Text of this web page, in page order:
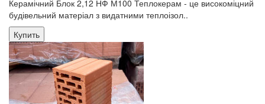
Керамічний Блок 2,12 НФ М100 Теплокерам - це високоміцний
будівельний матеріал з видатними теплоізол..
Купить